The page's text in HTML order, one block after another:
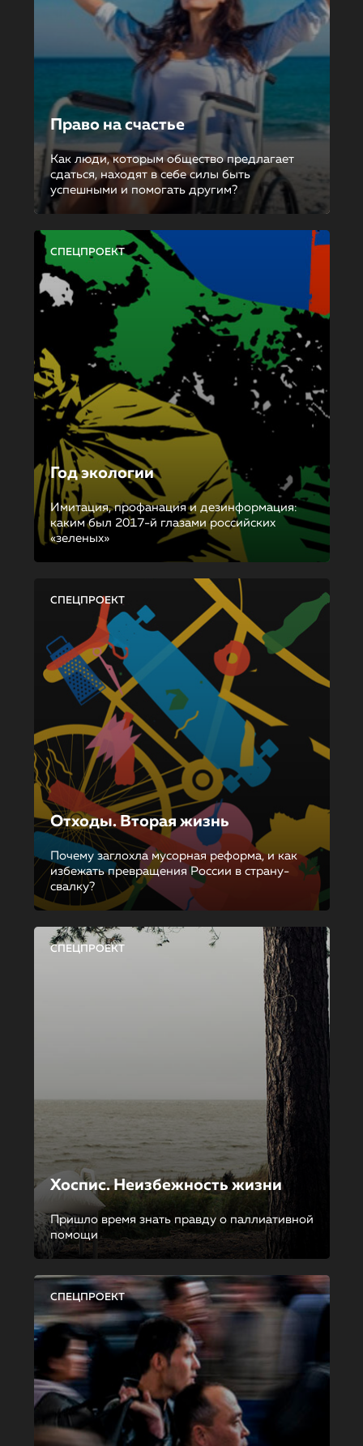
Право на счастье
Как люди, которым общество предлагает
сдаться, находят в себе силы быть
успешными и помогать другим?
СПЕЦПРОЕКТ
Год экологии
Имитация, профанация и дезинформация:
каким был 2017-й глазами российских
«зеленых»
СПЕЦПРОЕКТ
Отходы. Вторая жизнь
Почему заглохла мусорная реформа, и как
избежать превращения России в страну-
свалку?
СПЕЦПРОЕКТ
Хоспис. Неизбежность жизни
Пришло время знать правду о паллиативной
помощи
СПЕЦПРОЕКТ